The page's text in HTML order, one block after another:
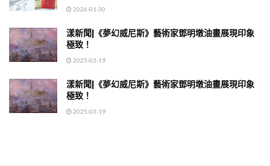
2026-01-30
漾新聞|《夢幻威尼斯》藝術家鄧明墩油畫展現印象
極致！
2025-03-19
漾新聞|《夢幻威尼斯》藝術家鄧明墩油畫展現印象
極致！
2025-03-19